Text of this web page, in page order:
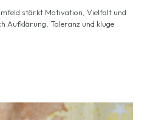
stärkt Motivation, Vielfalt und
Aufklärung, Toleranz und kluge